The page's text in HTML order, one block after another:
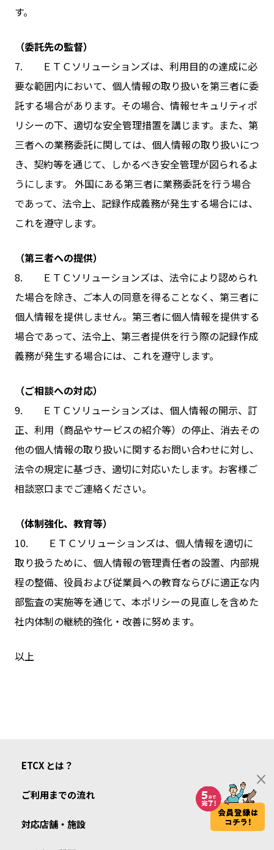
す。
（委託先の監督）
7. ＥＴＣソリューションズは、利用目的の達成に必
要な範囲内において、個人情報の取り扱いを第三者に委
託する場合があります。その場合、情報セキュリティポ
リシーの下、適切な安全管理措置を講じます。また、第
三者への業務委託に関しては、個人情報の取り扱いにつ
き、契約等を通じて、しかるべき安全管理が図られるよ
うにします。 外国にある第三者に業務委託を行う場合
であって、法令上、記録作成義務が発生する場合には、
これを遵守します。
（第三者への提供）
8. ＥＴＣソリューションズは、法令により認められ
た場合を除き、ご本人の同意を得ることなく、第三者に
個人情報を提供しません。第三者に個人情報を提供する
場合であって、法令上、第三者提供を行う際の記録作成
義務が発生する場合には、これを遵守します。
（ご相談への対応）
9. ＥＴＣソリューションズは、個人情報の開示、訂
正、利用（商品やサービスの紹介等）の停止、消去その
他の個人情報の取り扱いに関するお問い合わせに対し、
法令の規定に基づき、適切に対応いたします。 お客様ご
相談窓口 までご連絡ください。
（体制強化、教育等）
10. ＥＴＣソリューションズは、個人情報を適切に
取り扱うために、個人情報の管理責任者の設置、内部規
程の整備、役員および従業員への教育ならびに適正な内
部監査の実施等を通じて、本ポリシーの見直しを含めた
社内体制の継続的強化・改善に努めます。
以上
ETCX とは？
ご利用までの流れ
対応店舗・施設